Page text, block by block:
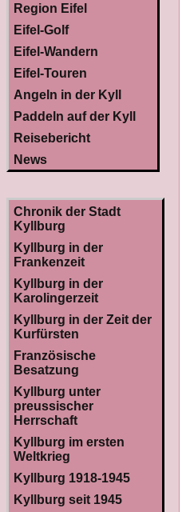
Region Eifel
Eifel-Golf
Eifel-Wandern
Eifel-Touren
Angeln in der Kyll
Paddeln auf der Kyll
Reisebericht
News
Chronik der Stadt
Kyllburg
Kyllburg in der
Frankenzeit
Kyllburg in der
Karolingerzeit
Kyllburg in der Zeit der
Kurfürsten
Französische
Besatzung
Kyllburg unter
preussischer
Herrschaft
Kyllburg im ersten
Weltkrieg
Kyllburg 1918-1945
Kyllburg seit 1945